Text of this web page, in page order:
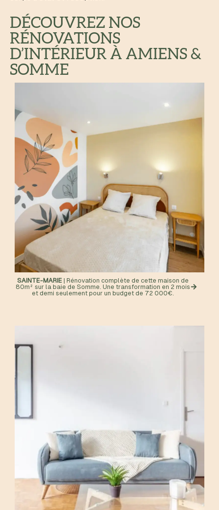
DÉCOUVREZ NOS
RÉNOVATIONS
D’INTÉRIEUR À AMIENS &
SOMME
SAINTE-MARIE | Rénovation complète de cette maison de
80m² sur la baie de Somme. Une transformation en 2 mois
et demi seulement pour un budget de 72 000€.